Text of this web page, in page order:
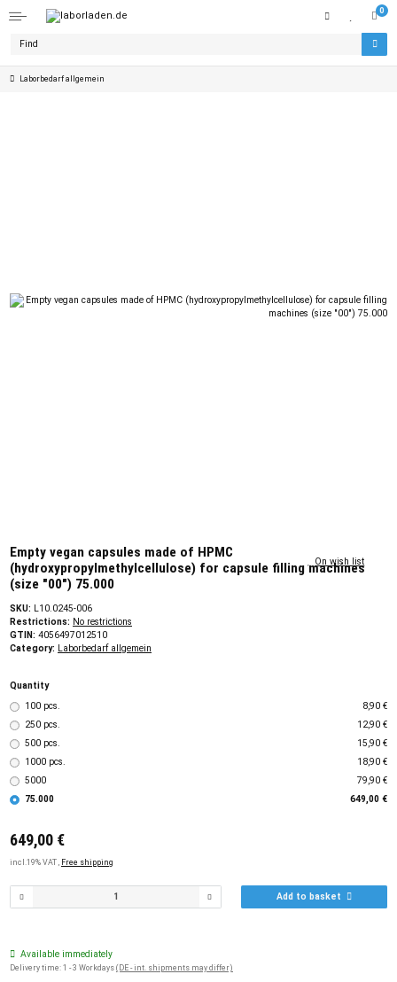
0
Laborbedarf allgemein
Empty vegan capsules made of HPMC
(hydroxypropylmethylcellulose) for capsule filling machines
(size "00") 75.000
SKU: L10.0245-006
Restrictions: No restrictions
GTIN: 4056497012510
Category: Laborbedarf allgemein
Quantity
100 pcs.
8,90 €
250 pcs.
12,90 €
500 pcs.
15,90 €
1000 pcs.
18,90 €
5000
79,90 €
75.000
649,00 €
649,00 €
incl.19% VAT , Free shipping
Add to basket
Available immediately
Delivery time: 1 - 3 Workdays (DE - int. shipments may differ)
On wish list